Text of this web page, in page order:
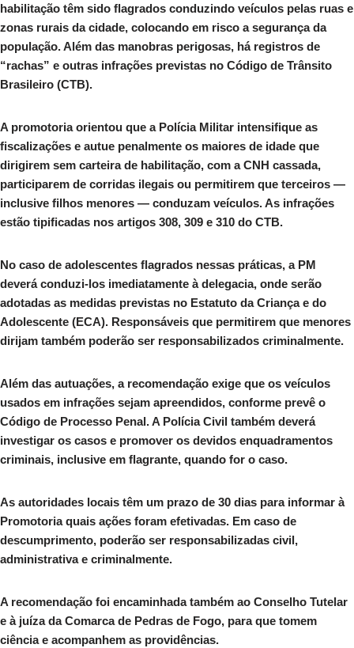
habilitação têm sido flagrados conduzindo veículos pelas ruas e
zonas rurais da cidade, colocando em risco a segurança da
população. Além das manobras perigosas, há registros de
“rachas” e outras infrações previstas no Código de Trânsito
Brasileiro (CTB).
A promotoria orientou que a Polícia Militar intensifique as
fiscalizações e autue penalmente os maiores de idade que
dirigirem sem carteira de habilitação, com a CNH cassada,
participarem de corridas ilegais ou permitirem que terceiros —
inclusive filhos menores — conduzam veículos. As infrações
estão tipificadas nos artigos 308, 309 e 310 do CTB.
No caso de adolescentes flagrados nessas práticas, a PM
deverá conduzi-los imediatamente à delegacia, onde serão
adotadas as medidas previstas no Estatuto da Criança e do
Adolescente (ECA). Responsáveis que permitirem que menores
dirijam também poderão ser responsabilizados criminalmente.
Além das autuações, a recomendação exige que os veículos
usados em infrações sejam apreendidos, conforme prevê o
Código de Processo Penal. A Polícia Civil também deverá
investigar os casos e promover os devidos enquadramentos
criminais, inclusive em flagrante, quando for o caso.
As autoridades locais têm um prazo de 30 dias para informar à
Promotoria quais ações foram efetivadas. Em caso de
descumprimento, poderão ser responsabilizadas civil,
administrativa e criminalmente.
A recomendação foi encaminhada também ao Conselho Tutelar
e à juíza da Comarca de Pedras de Fogo, para que tomem
ciência e acompanhem as providências.